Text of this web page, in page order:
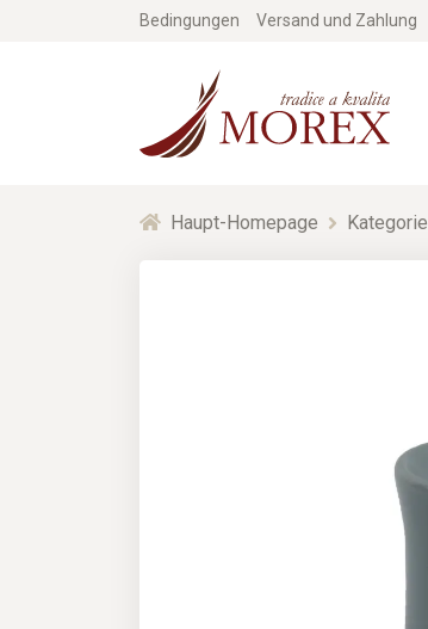
Bedingungen Versand und Zahlung
Haupt-Homepage Kategorie